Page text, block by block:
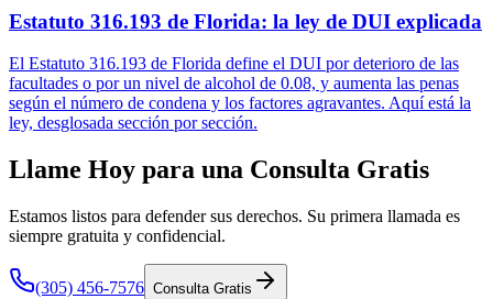
Estatuto 316.193 de Florida: la ley de DUI explicada
El Estatuto 316.193 de Florida define el DUI por deterioro de las
facultades o por un nivel de alcohol de 0.08, y aumenta las penas
según el número de condena y los factores agravantes. Aquí está la
ley, desglosada sección por sección.
Llame Hoy para una Consulta Gratis
Estamos listos para defender sus derechos. Su primera llamada es
siempre gratuita y confidencial.
(305) 456-7576 Consulta Gratis